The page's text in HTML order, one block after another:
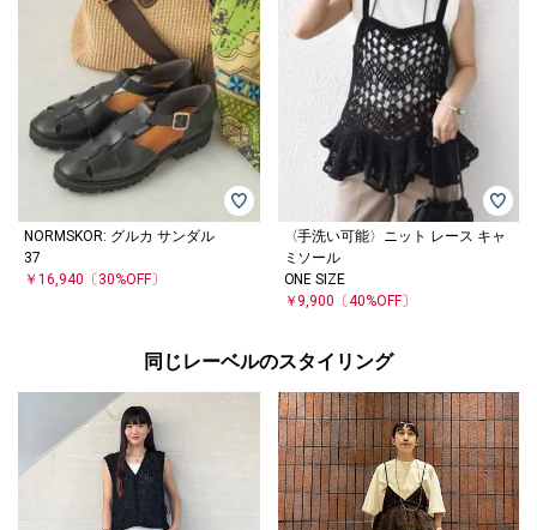
NORMSKOR: グルカ サンダル
37
￥16,940 〔30%OFF〕
〈手洗い可能〉ニット レース キャ
ミソール
ONE SIZE
￥9,900 〔40%OFF〕
同じレーベルのスタイリング